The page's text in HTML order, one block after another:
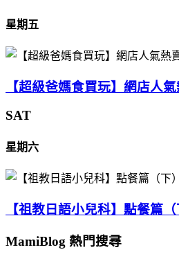
星期五
【超級爸媽食買玩】網店人
SAT
星期六
【祖教日語小兒科】點餐篇（
MamiBlog 熱門搜尋